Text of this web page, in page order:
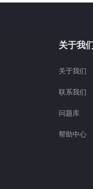
关于我
关于我们
联系我们
问题库
帮助中心